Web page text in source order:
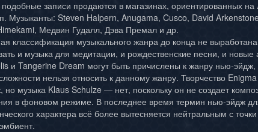
записи продаются в магазинах, ориентированных на
Музыканты: Steven Halpern, Anugama, Cusco, David
Медвин Гудалл, Дэва Премал и др.
классификация музыкального жанра до конца не
и музыка для медитации, и рождественские песни, и
и Tangerine Dream могут быть причислены к жанру нью-
нельзя относить к данному жанру. Творчество
музыка Klaus Schulze — нет, поскольку он не создает
в фоновом режиме. В последнее время термин нью-эйдж
характера всё более вытесняется нейтральным с